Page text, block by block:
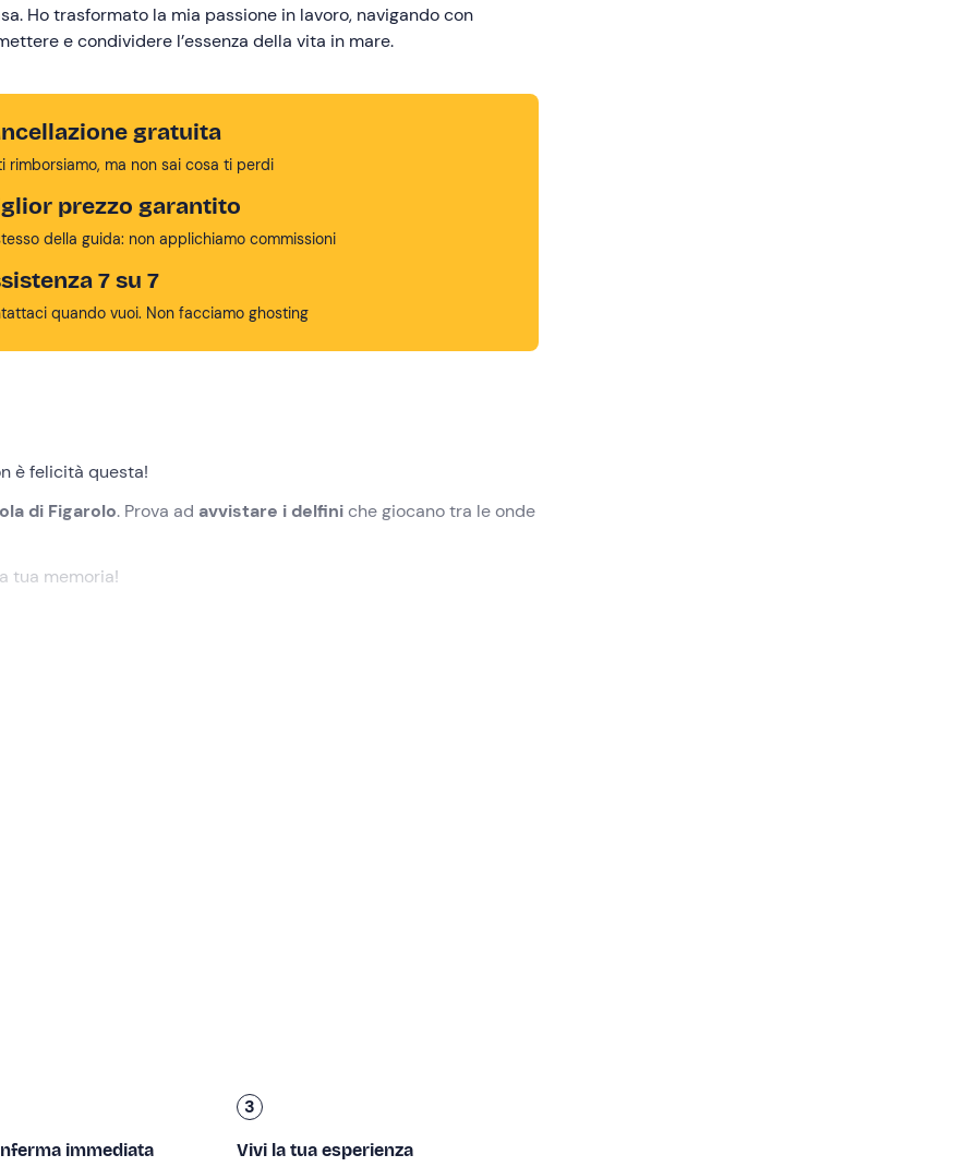
Ho trasformato la mia passione in lavoro, navigando con
e condividere l’essenza della vita in mare.
gratuita
rimborsiamo, ma non sai cosa ti perdi
prezzo garantito
della guida: non applichiamo commissioni
7 su 7
quando vuoi. Non facciamo ghosting
è felicità questa!
di Figarolo. Prova ad avvistare i delfini che giocano tra le onde
tua memoria!
giocano tra le onde.
Protetta.
più atteso: l'
per chi non sa nuotare.
immediata
3
Vivi la tua esperienza